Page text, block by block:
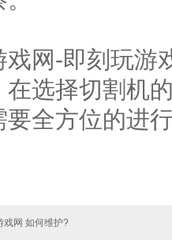
-即刻玩游
选择切割机
全方位的进
戏网 如何维护?